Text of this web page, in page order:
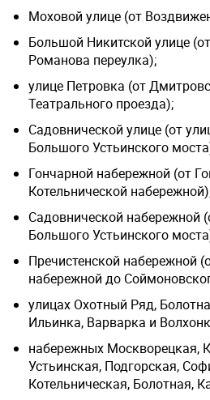
Моховой улице (от
Большой Никитской улице
Романова переулка);
улице Петровка (от
Театрального проезда);
Садовнической улице (от
Большого Устьинского
Гончарной набережной (от
Котельнической
Садовнической набережной
Большого Устьинского
Пречистенской набережной
набережной до
улицах Охотный Ряд,
Ильинка, Варварка и
набережных Москворецкая,
Устьинская, Подгорская,
Котельническая, Болотная,